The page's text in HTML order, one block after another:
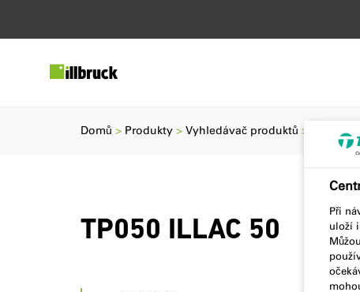
TP050 ILLAC 50
Domů Produkty Vyhledávač produktů TP050
Při
uloží